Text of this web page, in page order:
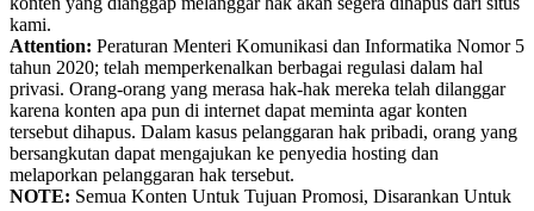
kami.
Attention: Peraturan Menteri Komunikasi dan Informatika Nomor 5
tahun 2020; telah memperkenalkan berbagai regulasi dalam hal
privasi. Orang-orang yang merasa hak-hak mereka telah dilanggar
karena konten apa pun di internet dapat meminta agar konten
tersebut dihapus. Dalam kasus pelanggaran hak pribadi, orang yang
bersangkutan dapat mengajukan ke penyedia hosting dan
melaporkan pelanggaran hak tersebut.
NOTE: Semua Konten Untuk Tujuan Promosi, Disarankan Untuk